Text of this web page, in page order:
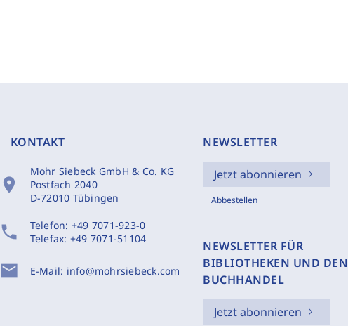
KONTAKT
location_on
Mohr Siebeck GmbH & Co. KG
Postfach 2040
D-72010 Tübingen
phone Telefon: +49 7071-923-0
Telefax: +49 7071-51104
mail E-Mail: info@mohrsiebeck.com
NEWSLETTER
Jetzt abonnieren
Abbestellen
NEWSLETTER FÜR
BIBLIOTHEKEN UND DEN
BUCHHANDEL
Jetzt abonnieren